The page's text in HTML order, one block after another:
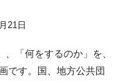
21日
「何をするのか」を、
です。国、地方公共団